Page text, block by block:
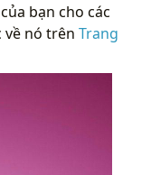
bạn cho các
về nó trên Trang